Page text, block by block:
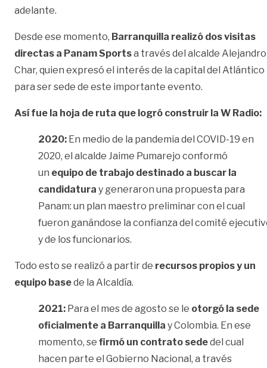
adelante.
Desde ese momento, Barranquilla realizó dos visitas
directas a PanamSportsa través del alcalde Alejandro
Char, quien expresó el interés de la capital del Atlántico
para ser sede de este importante evento.
Así fue la hoja de ruta que logró construir la W Radio:
2020: En medio de la pandemia del COVID-19 en
2020, el alcalde Jaime Pumarejo conformó
un equipo de trabajo destinado a buscar la
candidatura y generaron una propuesta para
Panam: un plan maestro preliminar con el cual
fueron ganándose la confianza del comité
y de los funcionarios.
Todo esto se realizó a partir de recursos propios y un
equipo basede la Alcaldía.
2021: Para el mes de agosto se le otorgó la sede
oficialmente a Barranquilla y Colombia. En ese
momento, se firmó un contrato sededel cual
hacen parte el Gobierno Nacional, a través